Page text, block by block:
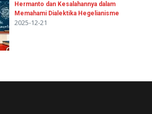
Hermanto dan Kesalahannya dalam
Memahami Dialektika Hegelianisme
2025-12-21